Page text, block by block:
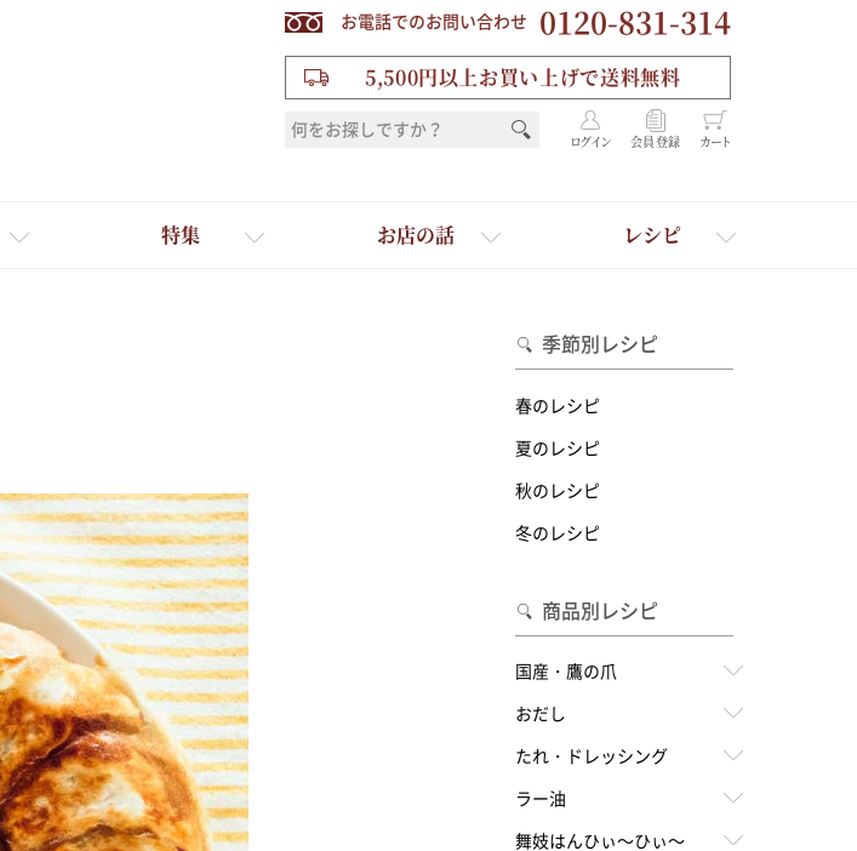
お電話でのお問い合わせ 0120-831-314
5,500円以上お買い上げで送料無料
ログイン 会員登録 カート
料理に合わせて一味・七味を選ぶ
お土産・ギフト 贈る人に合わせて一味・七味を選ぶ
とうがらしの辛さ別に一味・七味を選ぶ
特集 お店の話 レシピ
季節別レシピ
春のレシピ
夏のレシピ
秋のレシピ
冬のレシピ
商品別レシピ
国産・鷹の爪
おだし
たれ・ドレッシング
ラー油
舞妓はんひぃ～ひぃ～